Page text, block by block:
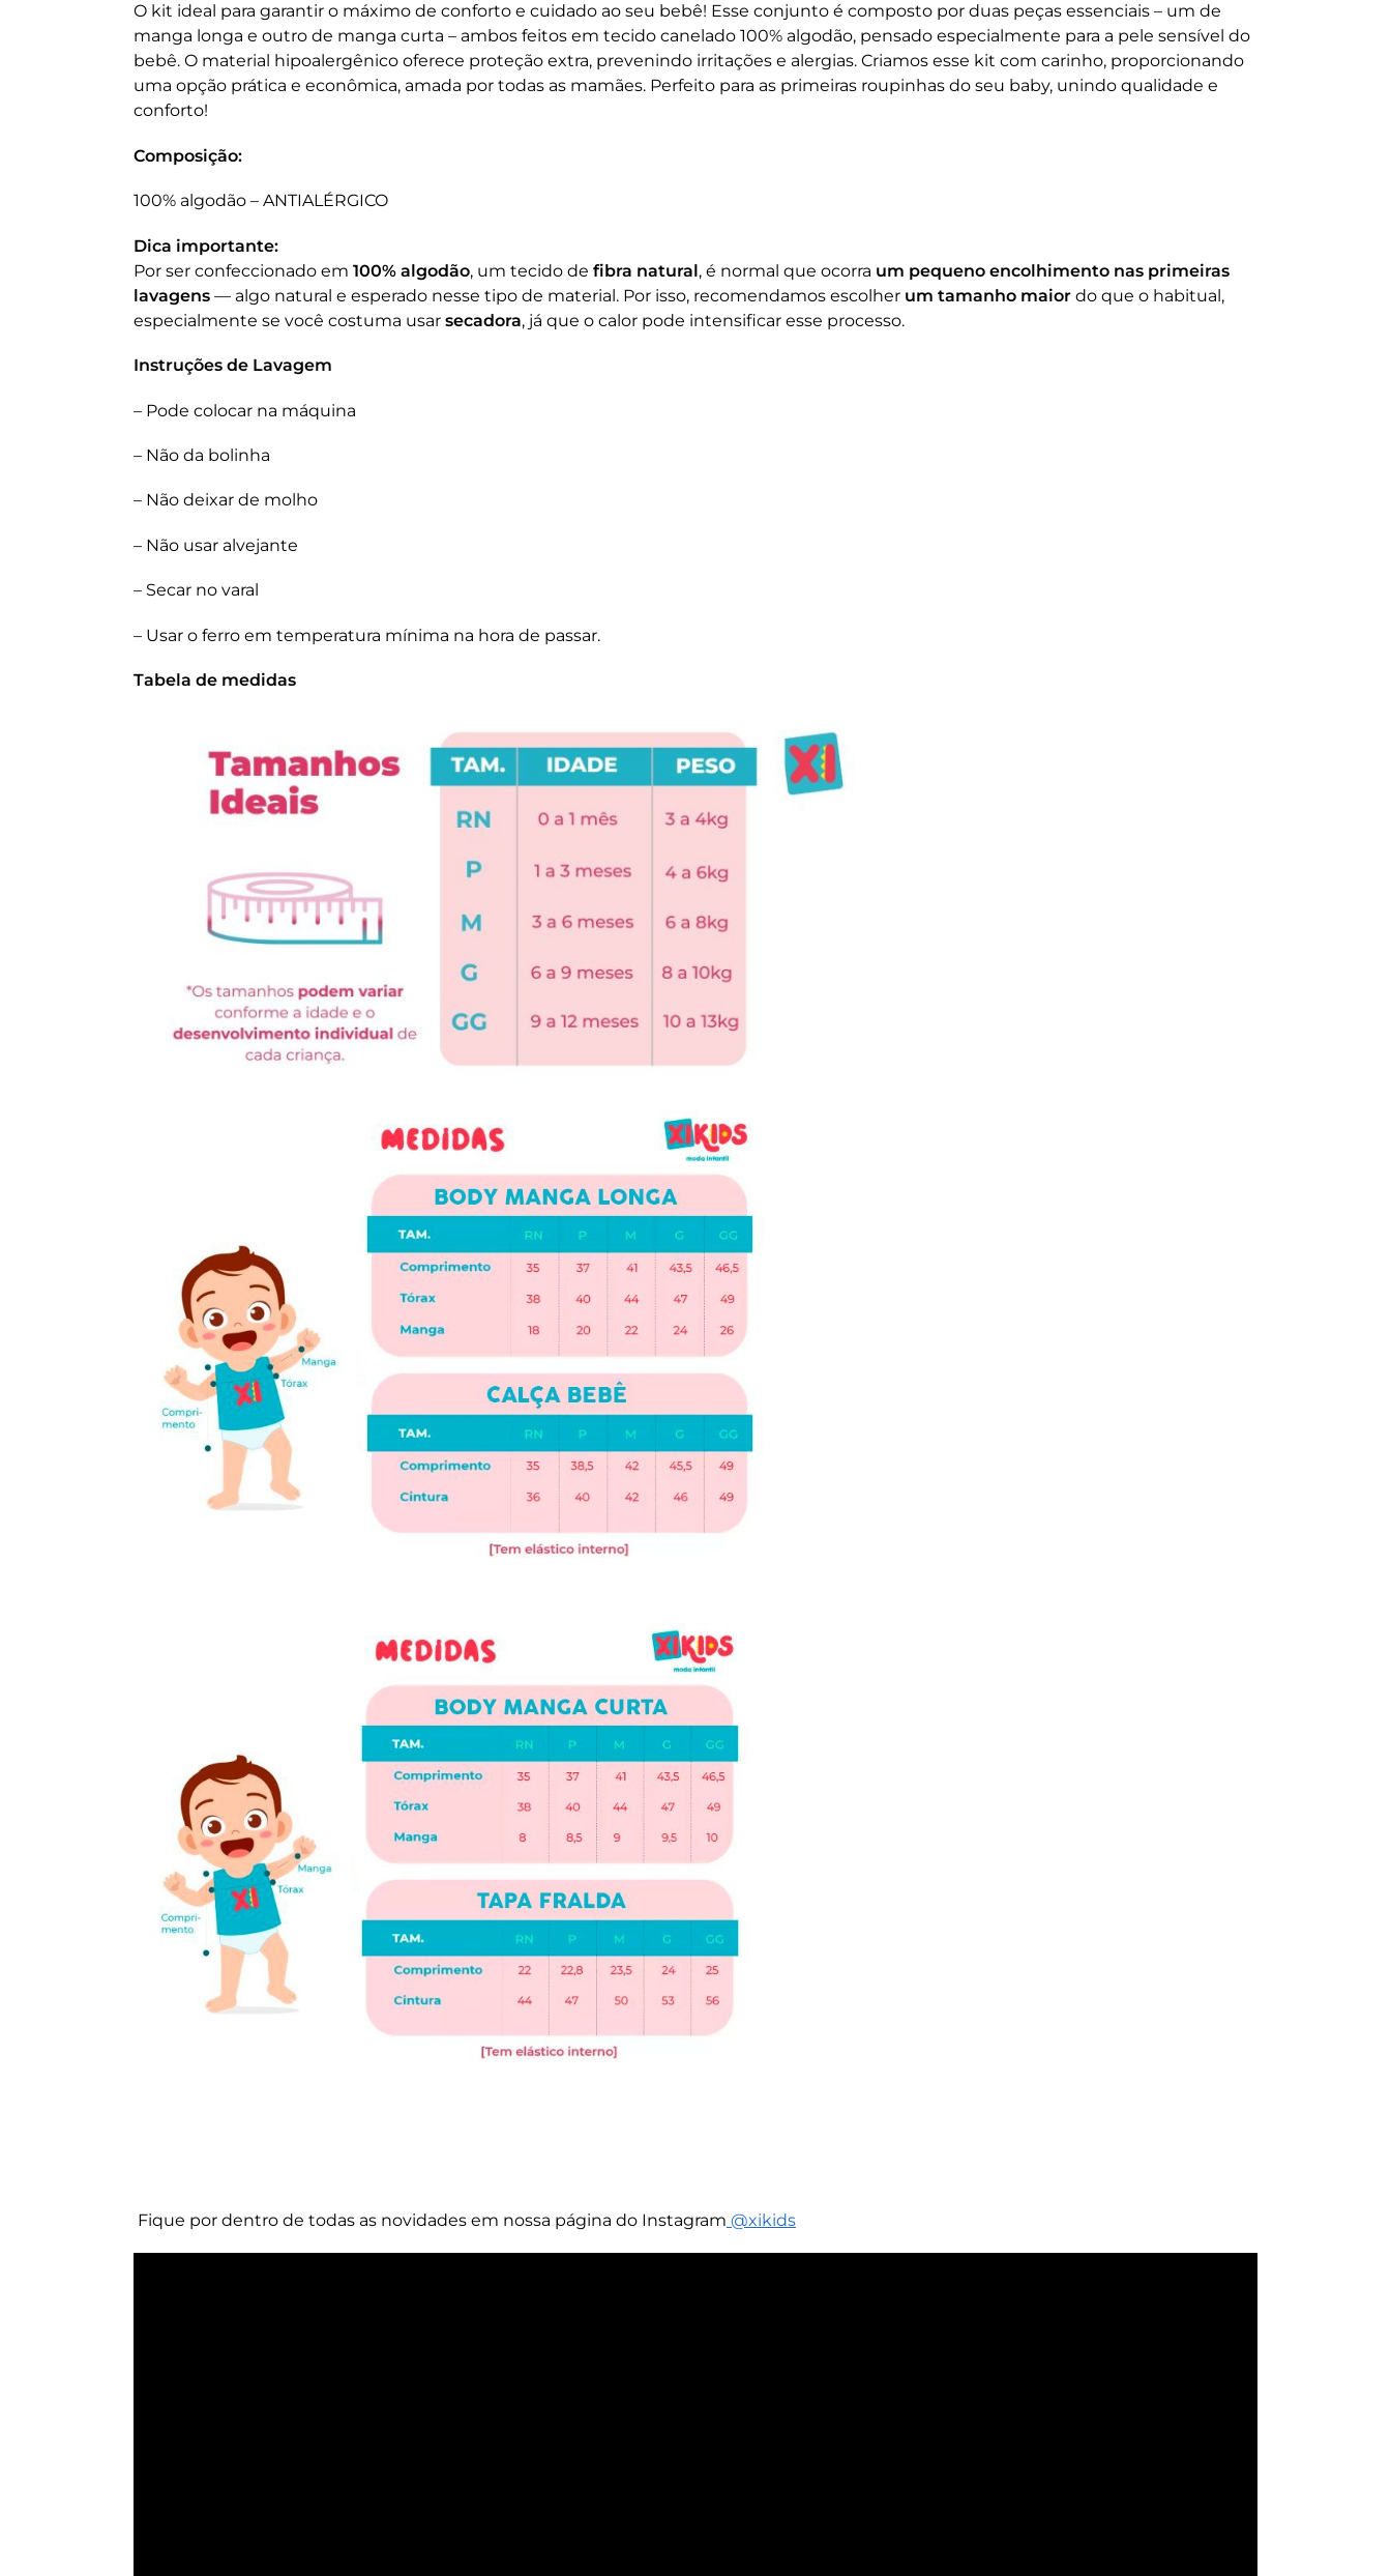
O kit ideal para garantir o máximo de conforto e cuidado ao seu bebê! Esse conjunto é composto por duas peças essenciais – um de
manga longa e outro de manga curta – ambos feitos em tecido canelado 100% algodão, pensado especialmente para a pele sensível do
bebê. O material hipoalergênico oferece proteção extra, prevenindo irritações e alergias. Criamos esse kit com carinho, proporcionando
uma opção prática e econômica, amada por todas as mamães. Perfeito para as primeiras roupinhas do seu baby, unindo qualidade e
conforto!
Composição:
100% algodão – ANTIALÉRGICO
Dica importante:
Por ser confeccionado em 100% algodão, um tecido de fibra natural, é normal que ocorra um pequeno encolhimento nas primeiras
lavagens— algo natural e esperado nesse tipo de material. Por isso, recomendamos escolher um tamanho maiordo que o habitual,
especialmente se você costuma usar secadora, já que o calor pode intensificar esse processo.
Instruções de Lavagem
– Pode colocar na máquina
– Não da bolinha
– Não deixar de molho
– Não usar alvejante
– Secar no varal
– Usar o ferro em temperatura mínima na hora de passar.
Tabela de medidas
Fique por dentro de todas as novidades em nossa página do Instagram @xikids